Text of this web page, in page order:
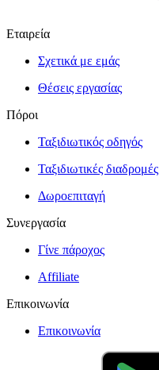
Εταιρεία
Σχετικά με εμάς
Θέσεις εργασίας
Πόροι
Ταξιδιωτικός οδηγός
Ταξιδιωτικές διαδρομές
Δωροεπιταγή
Συνεργασία
Γίνε πάροχος
Affiliate
Επικοινωνία
Επικοινωνία